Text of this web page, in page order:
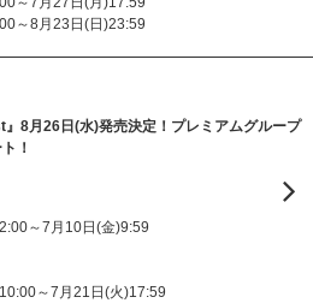
～8月23日(日)23:59
8月26日(水)発売決定！プレミアムグループ
！
～7月10日(金)9:59
～7月21日(火)17:59